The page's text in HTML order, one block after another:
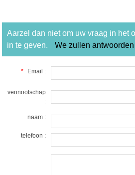
Aarzel dan niet om uw vraag in het
in te geven.
We zullen
* Email :
vennootschap
:
naam :
telefoon :